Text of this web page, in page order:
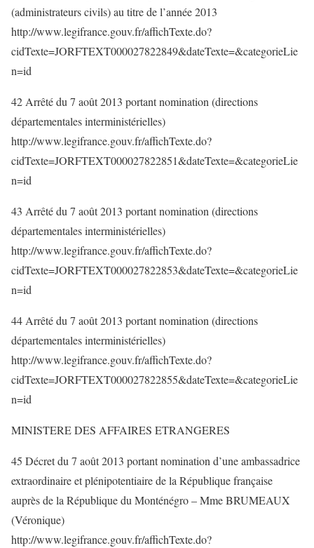
(administrateurs civils) au titre de l’année 2013
http://www.legifrance.gouv.fr/affichTexte.do?
cidTexte=JORFTEXT000027822849&dateTexte=&categorieLie
n=id
42 Arrêté du 7 août 2013 portant nomination (directions
départementales interministérielles)
http://www.legifrance.gouv.fr/affichTexte.do?
cidTexte=JORFTEXT000027822851&dateTexte=&categorieLie
n=id
43 Arrêté du 7 août 2013 portant nomination (directions
départementales interministérielles)
http://www.legifrance.gouv.fr/affichTexte.do?
cidTexte=JORFTEXT000027822853&dateTexte=&categorieLie
n=id
44 Arrêté du 7 août 2013 portant nomination (directions
départementales interministérielles)
http://www.legifrance.gouv.fr/affichTexte.do?
cidTexte=JORFTEXT000027822855&dateTexte=&categorieLie
n=id
MINISTERE DES AFFAIRES ETRANGERES
45 Décret du 7 août 2013 portant nomination d’une ambassadrice
extraordinaire et plénipotentiaire de la République française
auprès de la République du Monténégro – Mme BRUMEAUX
(Véronique)
http://www.legifrance.gouv.fr/affichTexte.do?